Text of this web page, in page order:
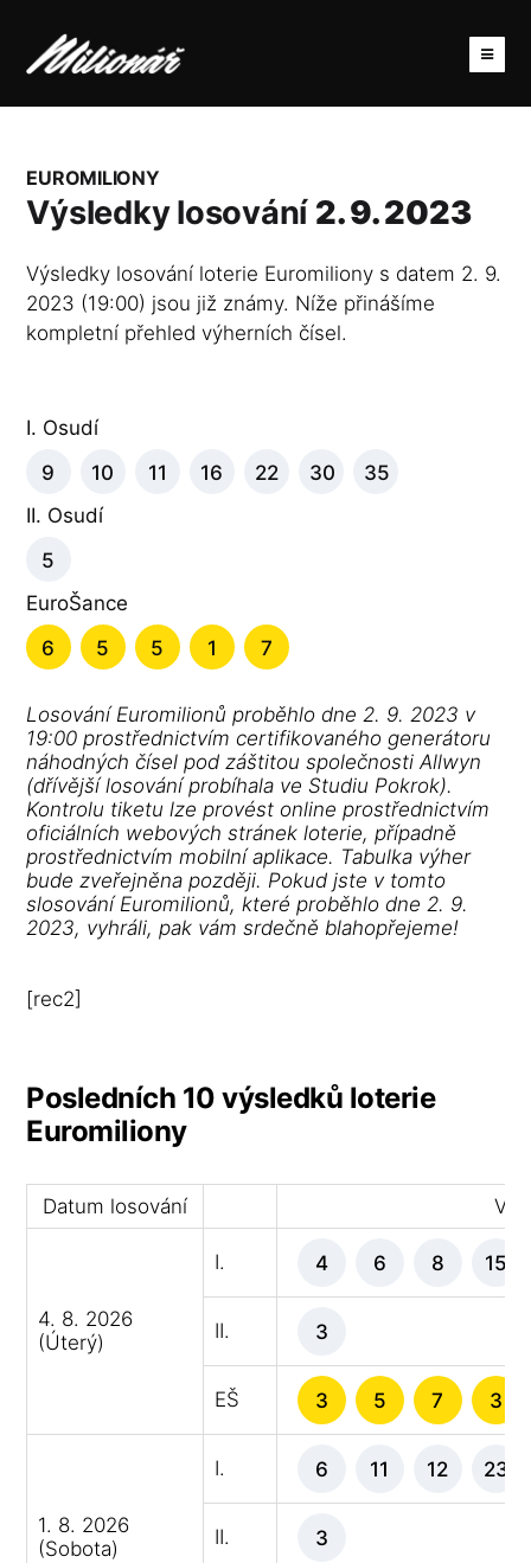
EUROMILIONY
Výsledky losování 2. 9. 2023
Výsledky losování loterie Euromiliony s datem 2. 9.
2023 (19:00) jsou již známy. Níže přinášíme
kompletní přehled výherních čísel.
I. Osudí
9
10 11 16 22 30
35
II. Osudí
5
EuroŠance
6
5 5 1 7
Losování Euromilionů proběhlo dne 2. 9. 2023 v
19:00 prostřednictvím certifikovaného generátoru
náhodných čísel pod záštitou společnosti Allwyn
(dřívější losování probíhala ve Studiu Pokrok).
Kontrolu tiketu lze provést online prostřednictvím
oficiálních webových stránek loterie, případně
prostřednictvím mobilní aplikace. Tabulka výher
bude zveřejněna později. Pokud jste v tomto
slosování Euromilionů, které proběhlo dne 2. 9.
2023, vyhráli, pak vám srdečně blahopřejeme!
[rec2]
Posledních 10 výsledků loterie
Euromiliony
Datum losování
4. 8. 2026
(Úterý)
I. 4 6 8 15
II. 3
EŠ 3 5 7 3
1. 8. 2026
(Sobota)
I. 6 11 12 23
II. 3